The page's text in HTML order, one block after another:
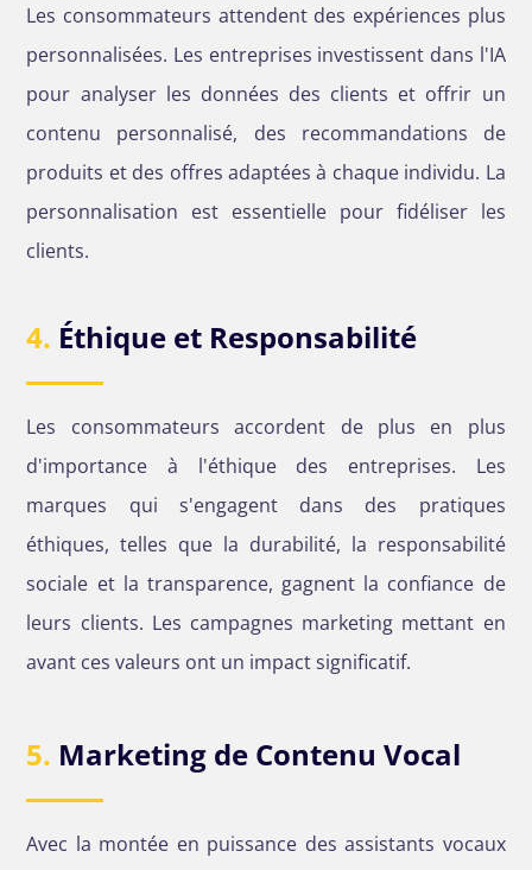
Les consommateurs attendent des expériences plus
personnalisées. Les entreprises investissent dans l'IA
pour analyser les données des clients et offrir un
contenu personnalisé, des recommandations de
produits et des offres adaptées à chaque individu. La
personnalisation est essentielle pour fidéliser les
clients.
4. Éthique et Responsabilité
Les consommateurs accordent de plus en plus
d'importance à l'éthique des entreprises. Les
marques qui s'engagent dans des pratiques
éthiques, telles que la durabilité, la responsabilité
sociale et la transparence, gagnent la confiance de
leurs clients. Les campagnes marketing mettant en
avant ces valeurs ont un impact significatif.
5. Marketing de Contenu Vocal
Avec la montée en puissance des assistants vocaux